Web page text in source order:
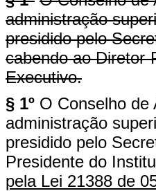
administração
presidido pelo
cabendo ao
Executivo.
§ 1º O Conselho de
administração
presidido pelo
Presidente do
pela Lei 21388 de